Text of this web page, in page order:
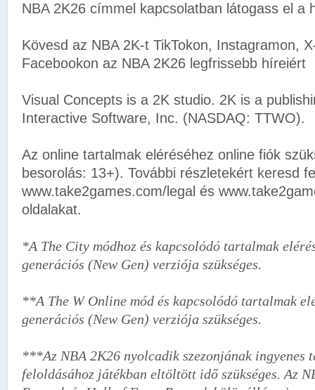
NBA 2K26 címmel kapcsolatban látogass el a
Kövesd az NBA 2K-t TikTokon, Instagramon,
Facebookon az NBA 2K26 legfrissebb híreiért
Visual Concepts is a 2K studio. 2K is a
Interactive Software, Inc. (NASDAQ: TTWO).
Az online tartalmak eléréséhez online fiók
besorolás: 13+). További részletekért keresd
www.take2games.com/legal és
oldalakat.
*A The City módhoz és kapcsolódó tartalmak
generációs (New Gen) verziója szükséges.
**A The W Online mód és kapcsolódó tartalmak
generációs (New Gen) verziója szükséges.
***Az NBA 2K26 nyolcadik szezonjának ingyenes
feloldásához játékban eltöltött idő szükséges. Az